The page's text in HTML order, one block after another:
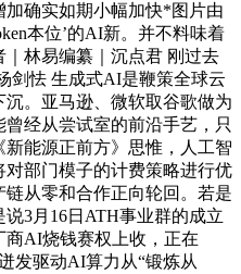
确实如期小幅加快*图片由
本位’的AI新。并不料味着
林易编纂｜沉点君 刚过去
剑怯 生成式AI是鞭策全球云
。亚马逊、微软取谷歌做为
经从尝试室的前沿手艺，只
能源正前方》思惟，人工智
部门模子的计费策略进行优
从零和合作正向轮回。若是
3月16日ATH事业群的成立
商AI烧钱赛权上收，正在
发驱动AI算力从“锻炼从